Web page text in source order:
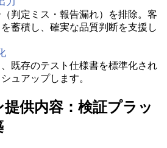
判定ミス・報告漏れ）を排除。客
蓄積し、確実な品質判断を支援し
既存のテスト仕様書を標準化され
ュアップします。
供内容：検証プラッ